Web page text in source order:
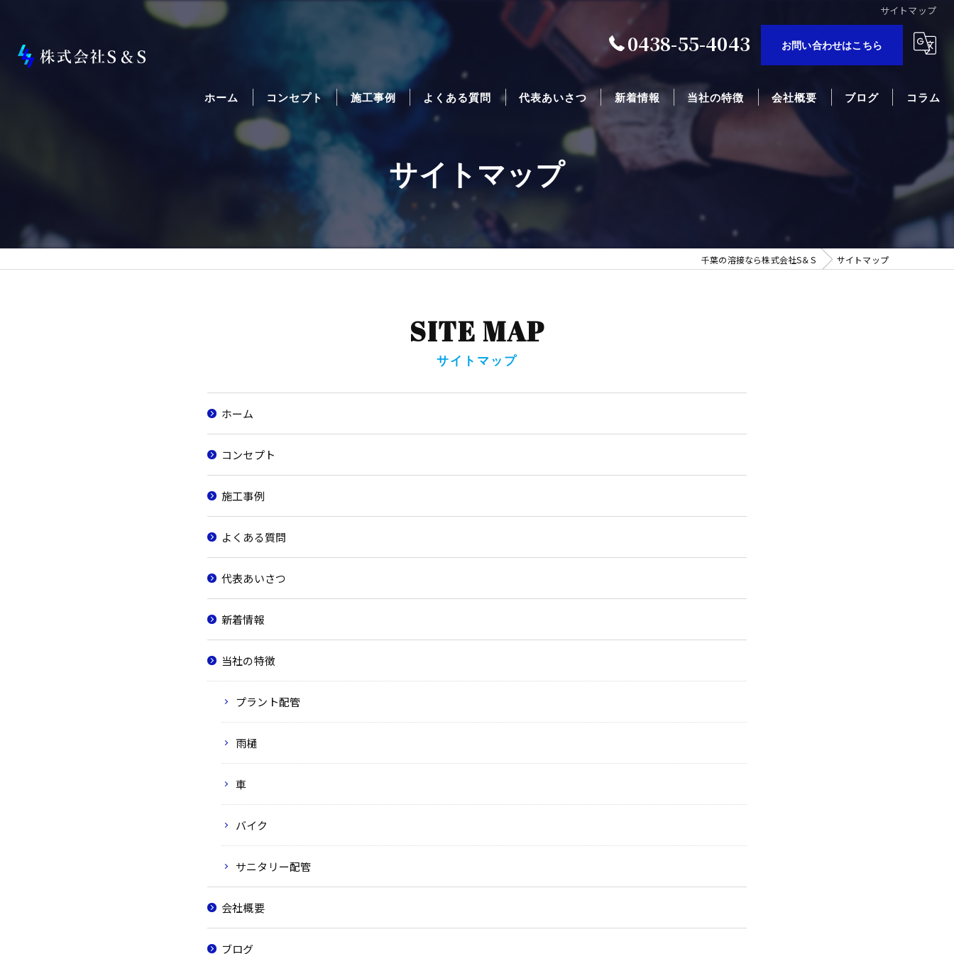
サイトマップ
0438-55-4043 お問い合わせはこちら
ホーム コンセプト 施工事例 よくある質問 代表あいさつ 新着情報 当社の特徴
プラント配管
バイク
会社概要 ブログ コラム
サイトマップ
千葉の溶接なら株式会社S＆S サイトマップ
サイトマップ
SITE MAP
ホーム
コンセプト
施工事例
よくある質問
代表あいさつ
新着情報
当社の特徴
プラント配管
雨樋
車
バイク
サニタリー配管
会社概要
ブログ
お問い合わせはこちら